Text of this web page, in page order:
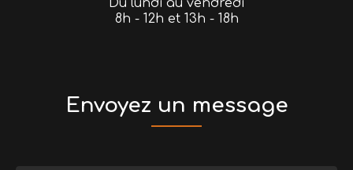
Du lundi au vendredi
8h - 12h et 13h - 18h
Envoyez un message